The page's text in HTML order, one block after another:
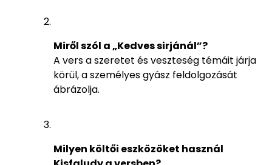
Miről szól a „Kedves sirjánál”?
A vers a szeretet és veszteség témáit járja
körül, a személyes gyász feldolgozását
ábrázolja.
Milyen költői eszközöket használ